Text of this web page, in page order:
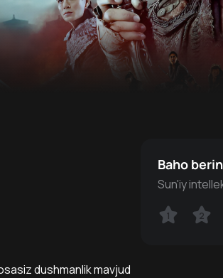
dushmanlik mavjud
Baho
Sun'iy
1 2
1 2